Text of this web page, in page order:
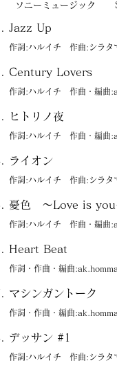
ソニーミュージック
Jazz Up
作詞:ハルイチ 作曲:シラ
Century Lovers
作詞:ハルイチ 作曲・編曲
ヒトリノ夜
作詞:ハルイチ 作曲・編曲
ライオン
作詞:ハルイチ 作曲:シラ
憂色 ～Love is you
作詞:ハルイチ 作曲・編曲
Heart Beat
作詞・作曲・編曲:ak.homma
マシンガントーク
作詞・作曲・編曲:ak.homma
デッサン #1
作詞:ハルイチ 作曲:シラ